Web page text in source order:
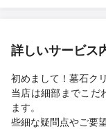
詳しいサービス
初めまして！墓石ク
当店は細部までこだ
ます。
些細な疑問点やご要